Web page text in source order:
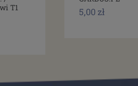
T1
5,00 zł